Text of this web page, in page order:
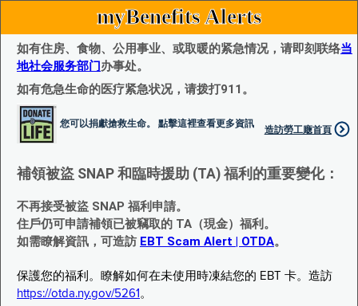
myBenefits Alerts
如有住房、食物、公用事业、或取暖的紧急情况，请即刻联络当
地社会服务部门办事处。
如有危急生命的医疗紧急状况，请拨打911。
您可以捐獻搶救生命。 點擊這裡查看更多資訊
造訪勞工廰首頁
補領被盜 SNAP 和臨時援助 (TA) 福利的重要變化：
不再接受被盜 SNAP 福利申請。
住戶仍可申請補領已被竊取的 TA（現金）福利。
如需瞭解資訊，可造訪 EBT Scam Alert | OTDA。
保護您的福利。瞭解如何在未使用時凍結您的 EBT 卡。造訪
https://otda.ny.gov/5261 。